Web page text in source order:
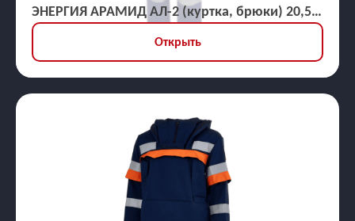
ЭНЕРГИЯ АРАМИД АЛ-2 (куртка, брюки) 20,5
кал/кв.см
Открыть